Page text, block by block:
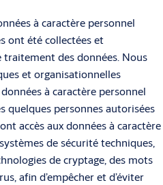
à caractère personnel
ont été collectées et
des données. Nous
et organisationnelles
à caractère personnel
quelques personnes autorisées
accès aux données à caractère
de sécurité techniques,
de cryptage, des mots
afin d’empêcher et d’éviter